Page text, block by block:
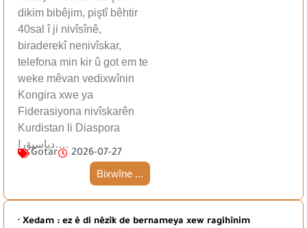
dikim bibêjim, piştî bêhtir
40sal î ji nivîsînê,
biraderekî nenivîskar,
telefona min kir û got em te
weke mêvan vedixwînin
Kongira xwe ya
Fiderasiyona nivîskarên
Kurdistan li Diaspora
دیاسپۆرا….
Gotar 2026-07-27
Bixwîne ...
· Xedam : ez ê di nêzîk de bernameya xew ragihînim